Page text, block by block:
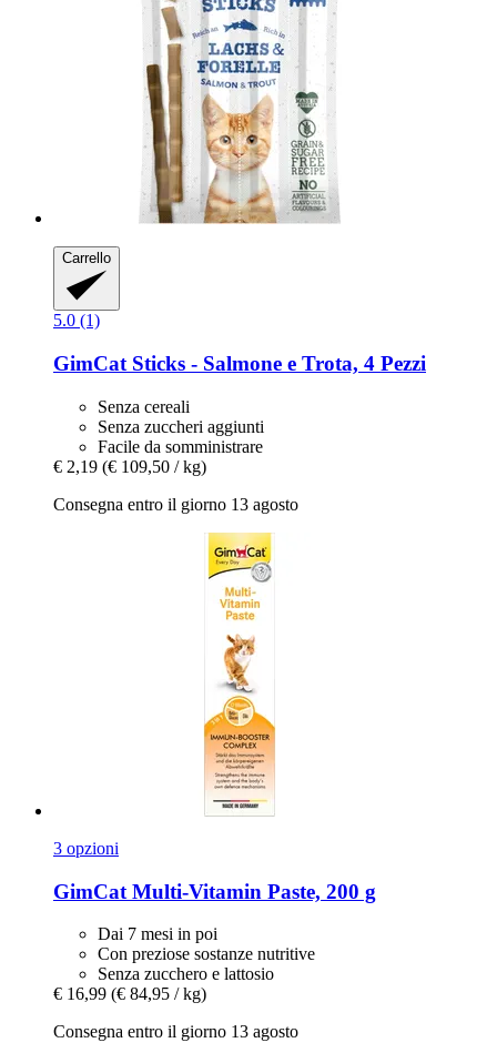
Carrello
5.0 (1)
GimCat Sticks -​ Salmone e Trota, 4 Pezzi
Senza cereali
Senza zuccheri aggiunti
Facile da somministrare
€ 2,19 (€ 109,50 / kg)
Consegna entro il giorno 13 agosto
3 opzioni
GimCat Multi-​Vitamin Paste, 200 g
Dai 7 mesi in poi
Con preziose sostanze nutritive
Senza zucchero e lattosio
€ 16,99 (€ 84,95 / kg)
Consegna entro il giorno 13 agosto